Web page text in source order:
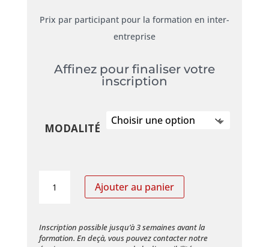
Prix par participant pour la formation en inter-
entreprise
Affinez pour finaliser votre
inscription
MODALITÉ
La
Ajouter au panier
Inscription possible jusqu’à 3 semaines avant la
formation. En deçà, vous pouvez contacter notre